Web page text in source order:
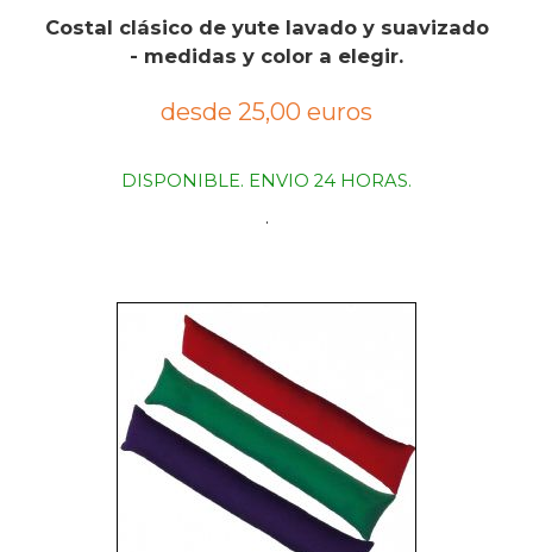
Costal clásico de yute lavado y suavizado
- medidas y color a elegir.
desde 25,00 euros
DISPONIBLE. ENVIO 24 HORAS.
.